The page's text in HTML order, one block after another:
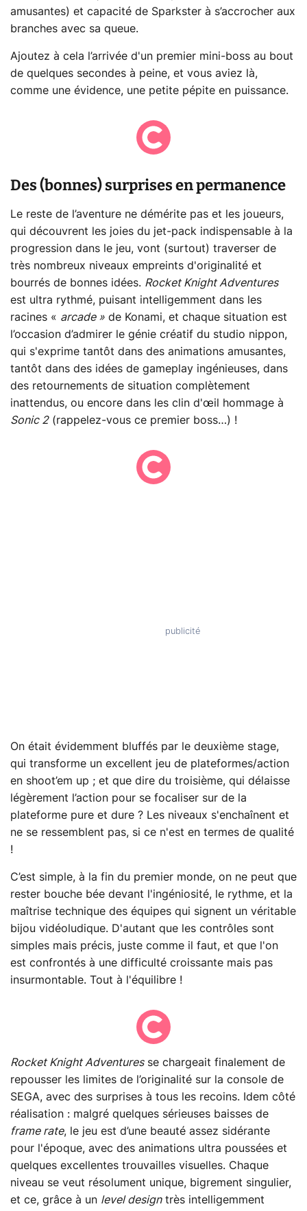
amusantes) et capacité de Sparkster à s’accrocher aux
branches avec sa queue.
Ajoutez à cela l’arrivée d'un premier mini-boss au bout
de quelques secondes à peine, et vous aviez là,
comme une évidence, une petite pépite en puissance.
Des (bonnes) surprises en permanence
Le reste de l’aventure ne démérite pas et les joueurs,
qui découvrent les joies du jet-pack indispensable à la
progression dans le jeu, vont (surtout) traverser de
très nombreux niveaux empreints d'originalité et
bourrés de bonnes idées. Rocket Knight Adventures
est ultra rythmé, puisant intelligemment dans les
racines « arcade » de Konami, et chaque situation est
l’occasion d’admirer le génie créatif du studio nippon,
qui s'exprime tantôt dans des animations amusantes,
tantôt dans des idées de gameplay ingénieuses, dans
des retournements de situation complètement
inattendus, ou encore dans les clin d'œil hommage à
Sonic 2(rappelez-vous ce premier boss…) !
On était évidemment bluffés par le deuxième stage,
qui transforme un excellent jeu de plateformes/action
en shoot’em up ; et que dire du troisième, qui délaisse
légèrement l’action pour se focaliser sur de la
plateforme pure et dure ? Les niveaux s'enchaînent et
ne se ressemblent pas, si ce n'est en termes de qualité
!
C’est simple, à la fin du premier monde, on ne peut que
rester bouche bée devant l'ingéniosité, le rythme, et la
maîtrise technique des équipes qui signent un véritable
bijou vidéoludique. D'autant que les contrôles sont
simples mais précis, juste comme il faut, et que l'on
est confrontés à une difficulté croissante mais pas
insurmontable. Tout à l'équilibre !
Rocket Knight Adventuresse chargeait finalement de
repousser les limites de l’originalité sur la console de
SEGA, avec des surprises à tous les recoins. Idem côté
réalisation : malgré quelques sérieuses baisses de
frame rate, le jeu est d’une beauté assez sidérante
pour l'époque, avec des animations ultra poussées et
quelques excellentes trouvailles visuelles. Chaque
niveau se veut résolument unique, bigrement singulier,
et ce, grâce à un level designtrès intelligemment